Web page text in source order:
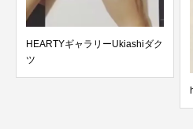
HEARTYギャラリーUkiashiダク
ツ